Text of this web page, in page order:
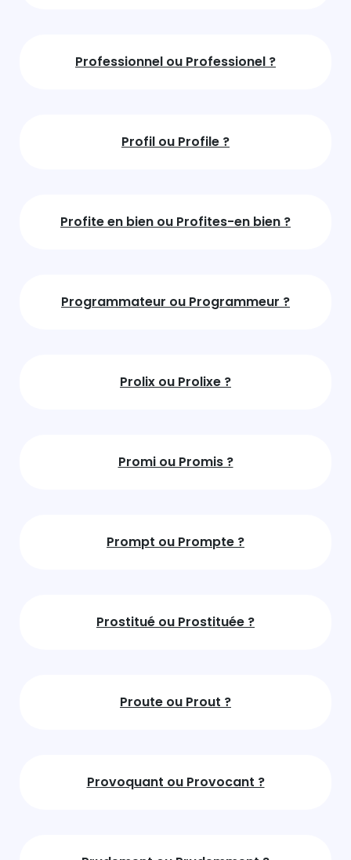
Professionnel ou Professionel ?
Profil ou Profile ?
Profite en bien ou Profites-en bien ?
Programmateur ou Programmeur ?
Prolix ou Prolixe ?
Promi ou Promis ?
Prompt ou Prompte ?
Prostitué ou Prostituée ?
Proute ou Prout ?
Provoquant ou Provocant ?